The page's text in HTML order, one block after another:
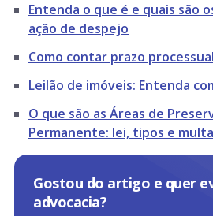
Entenda o que é e quais são
ação de despejo
Como contar prazo processual
Leilão de imóveis: Entenda
O que são as Áreas de
Permanente: lei, tipos e
Gostou do artigo e quer
advocacia?